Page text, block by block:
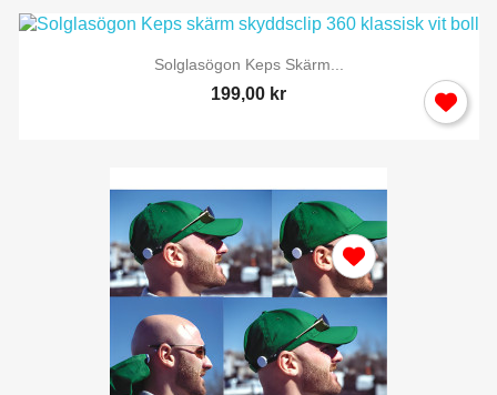
Solglasögon Keps Skärm...
199,00 kr